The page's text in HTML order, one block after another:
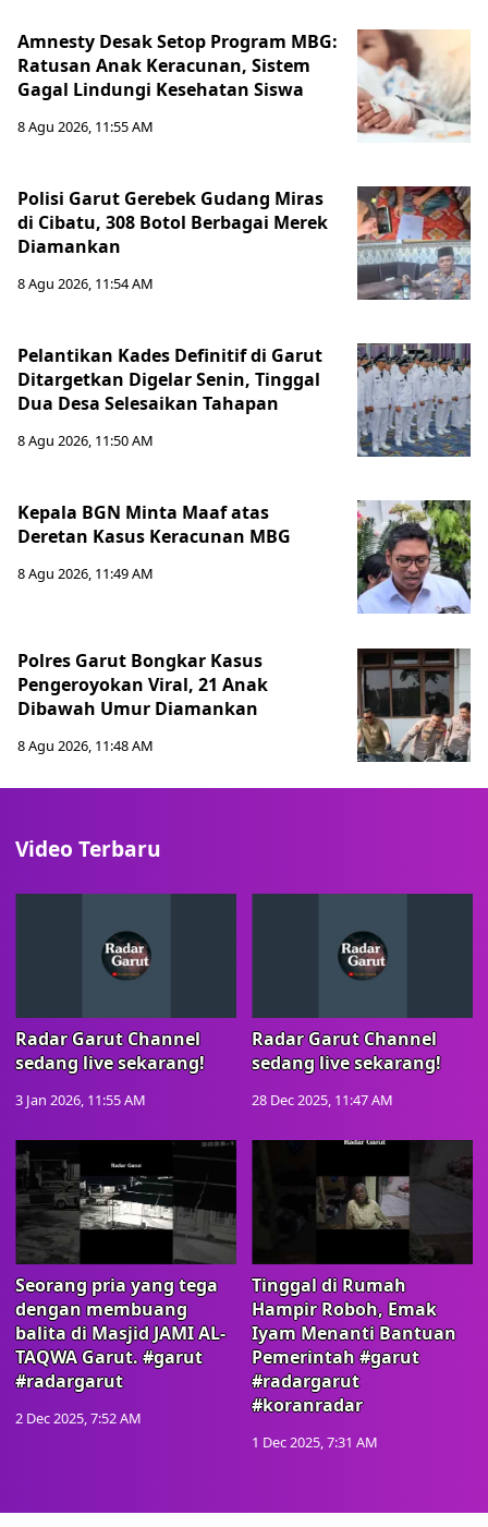
Amnesty Desak Setop Program MBG:
Ratusan Anak Keracunan, Sistem
Gagal Lindungi Kesehatan Siswa
8 Agu 2026, 11:55 AM
Polisi Garut Gerebek Gudang Miras
di Cibatu, 308 Botol Berbagai Merek
Diamankan
8 Agu 2026, 11:54 AM
Pelantikan Kades Definitif di Garut
Ditargetkan Digelar Senin, Tinggal
Dua Desa Selesaikan Tahapan
8 Agu 2026, 11:50 AM
Kepala BGN Minta Maaf atas
Deretan Kasus Keracunan MBG
8 Agu 2026, 11:49 AM
Polres Garut Bongkar Kasus
Pengeroyokan Viral, 21 Anak
Dibawah Umur Diamankan
8 Agu 2026, 11:48 AM
Video Terbaru
Radar Garut Channel
sedang live sekarang!
3 Jan 2026, 11:55 AM
Radar Garut Channel
sedang live sekarang!
28 Dec 2025, 11:47 AM
Seorang pria yang tega
dengan membuang
balita di Masjid JAMI AL-
TAQWA Garut. #garut
#radargarut
2 Dec 2025, 7:52 AM
Tinggal di Rumah
Hampir Roboh, Emak
Iyam Menanti Bantuan
Pemerintah #garut
#radargarut
#koranradar
1 Dec 2025, 7:31 AM